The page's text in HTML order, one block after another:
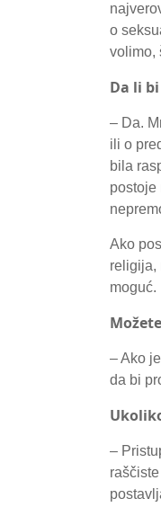
o
volimo,
Da li
– Da.
ili o
bila
postoje
Ako
religija,
moguć.
– Ako
da bi
–